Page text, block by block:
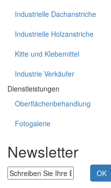
Industrielle Dachanstriche
Industrielle Holzanstriche
Kitte und Klebemittel
Industrie Verkäufer
Dienstleistungen
Oberflächenbehandlung
Fotogalerie
Newsletter